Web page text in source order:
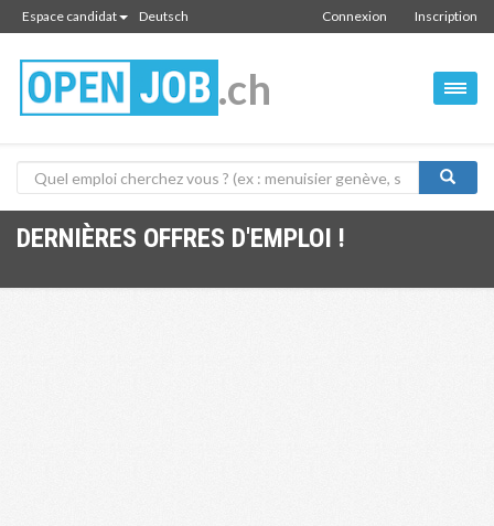
Espace candidat Deutsch Inscription
Connexion
.ch
DERNIÈRES OFFRES D'EMPLOI !